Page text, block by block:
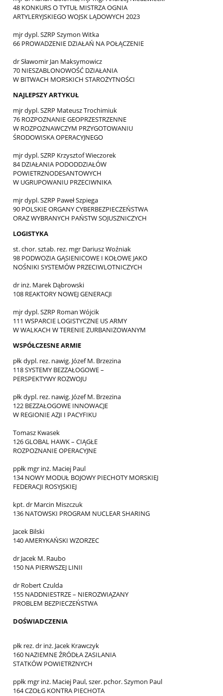
48 KONKURS O TYTUŁ MISTRZA OGNIA
ARTYLERYJSKIEGO WOJSK LĄDOWYCH 2023
mjr dypl. SZRP Szymon Witka
66 PROWADZENIE DZIAŁAŃ NA POŁĄCZENIE
dr Sławomir Jan Maksymowicz
70 NIESZABLONOWOŚĆ DZIAŁANIA
W BITWACH MORSKICH STAROŻYTNOŚCI
NAJLEPSZY ARTYKUŁ
mjr dypl. SZRP Mateusz Trochimiuk
76 ROZPOZNANIE GEOPRZESTRZENNE
W ROZPOZNAWCZYM PRZYGOTOWANIU
ŚRODOWISKA OPERACYJNEGO
mjr dypl. SZRP Krzysztof Wieczorek
84 DZIAŁANIA PODODDZIAŁÓW
POWIETRZNODESANTOWYCH
W UGRUPOWANIU PRZECIWNIKA
mjr dypl. SZRP Paweł Szpiega
90 POLSKIE ORGANY CYBERBEZPIECZEŃSTWA
ORAZ WYBRANYCH PAŃSTW SOJUSZNICZYCH
LOGISTYKA
st. chor. sztab. rez. mgr Dariusz Woźniak
98 PODWOZIA GĄSIENICOWE I KOŁOWE JAKO
NOŚNIKI SYSTEMÓW PRZECIWLOTNICZYCH
dr inż. Marek Dąbrowski
108 REAKTORY NOWEJ GENERACJI
mjr dypl. SZRP Roman Wójcik
111 WSPARCIE LOGISTYCZNE US ARMY
W WALKACH W TERENIE ZURBANIZOWANYM
WSPÓŁCZESNE ARMIE
płk dypl. rez. nawig. Józef M. Brzezina
118 SYSTEMY BEZZAŁOGOWE –
PERSPEKTYWY ROZWOJU
płk dypl. rez. nawig. Józef M. Brzezina
122 BEZZAŁOGOWE INNOWACJE
W REGIONIE AZJI I PACYFIKU
Tomasz Kwasek
126 GLOBAL HAWK – CIĄGŁE
ROZPOZNANIE OPERACYJNE
ppłk mgr inż. Maciej Paul
134 NOWY MODUŁ BOJOWY PIECHOTY MORSKIEJ
FEDERACJI ROSYJSKIEJ
kpt. dr Marcin Miszczuk
136 NATOWSKI PROGRAM NUCLEAR SHARING
Jacek Bilski
140 AMERYKAŃSKI WZORZEC
dr Jacek M. Raubo
150 NA PIERWSZEJ LINII
dr Robert Czulda
155 NADDNIESTRZE – NIEROZWIĄZANY
PROBLEM BEZPIECZEŃSTWA
DOŚWIADCZENIA
płk rez. dr inż. Jacek Krawczyk
160 NAZIEMNE ŹRÓDŁA ZASILANIA
STATKÓW POWIETRZNYCH
ppłk mgr inż. Maciej Paul, szer. pchor. Szymon Paul
164 CZOŁG KONTRA PIECHOTA